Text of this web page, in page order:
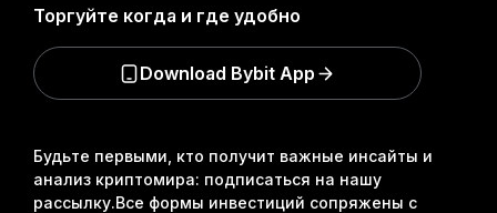
Будьте первыми, кто получит важные инсайты и
анализ криптомира: подписаться на нашу
рассылку.Все формы инвестиций сопряжены с
Торгуйте когда и где удобно
Download Bybit App